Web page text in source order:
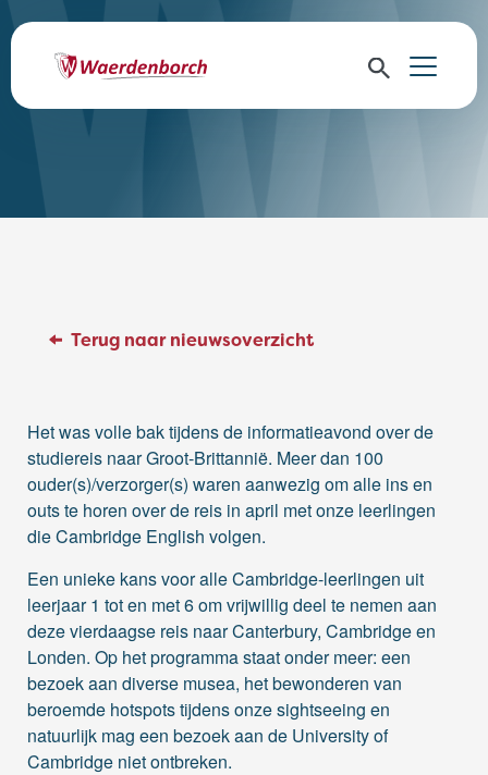
Terug naar nieuwsoverzicht
Het was volle bak tijdens de informatieavond over de
studiereis naar Groot-Brittannië. Meer dan 100
ouder(s)/verzorger(s) waren aanwezig om alle ins en
outs te horen over de reis in april met onze leerlingen
die Cambridge English volgen.
Een unieke kans voor alle Cambridge-leerlingen uit
leerjaar 1 tot en met 6 om vrijwillig deel te nemen aan
deze vierdaagse reis naar Canterbury, Cambridge en
Londen. Op het programma staat onder meer: een
bezoek aan diverse musea, hetbewonderen van
beroemde hotspots tijdens onze sightseeing en
natuurlijk mag een bezoek aan de University of
Cambridge niet ontbreken.